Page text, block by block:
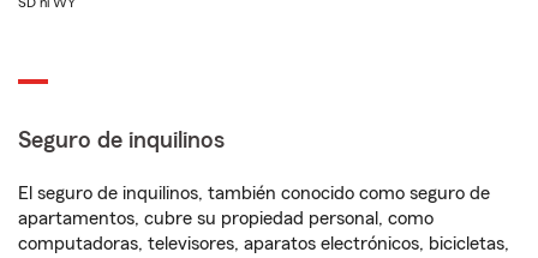
Seguro de inquilinos
El seguro de inquilinos, también conocido como seguro de
apartamentos, cubre su propiedad personal, como
computadoras, televisores, aparatos electrónicos, bicicletas,